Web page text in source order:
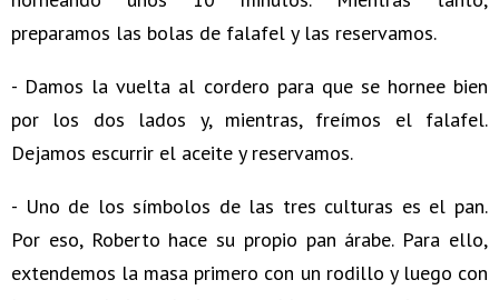
preparamos las bolas de falafel y las reservamos.
- Damos la vuelta al cordero para que se hornee bien
por los dos lados y, mientras, freímos el falafel.
Dejamos escurrir el aceite y reservamos.
- Uno de los símbolos de las tres culturas es el pan.
Por eso, Roberto hace su propio pan árabe. Para ello,
extendemos la masa primero con un rodillo y luego con